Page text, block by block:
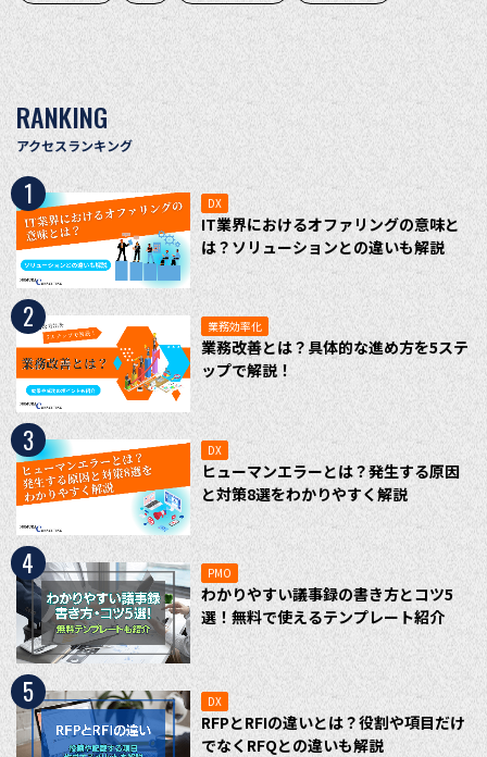
RANKING
アクセスランキング
1 DX
IT業界におけるオファリングの意味と
は？ソリューションとの違いも解説
2 業務効率化
業務改善とは？具体的な進め方を5ステ
ップで解説！
3 DX
ヒューマンエラーとは？発生する原因
と対策8選をわかりやすく解説
4 PMO
わかりやすい議事録の書き方とコツ5
選！無料で使えるテンプレート紹介
5 DX
RFPとRFIの違いとは？役割や項目だけ
でなくRFQとの違いも解説